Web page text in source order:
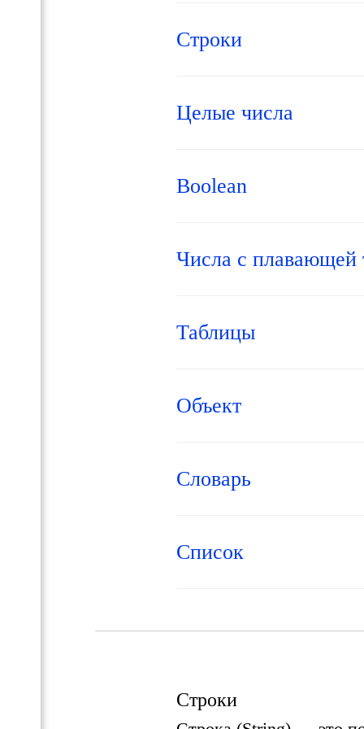
Строки
Целые числа
Boolean
Числа с плавающей
Таблицы
Объект
Словарь
Список
Строки